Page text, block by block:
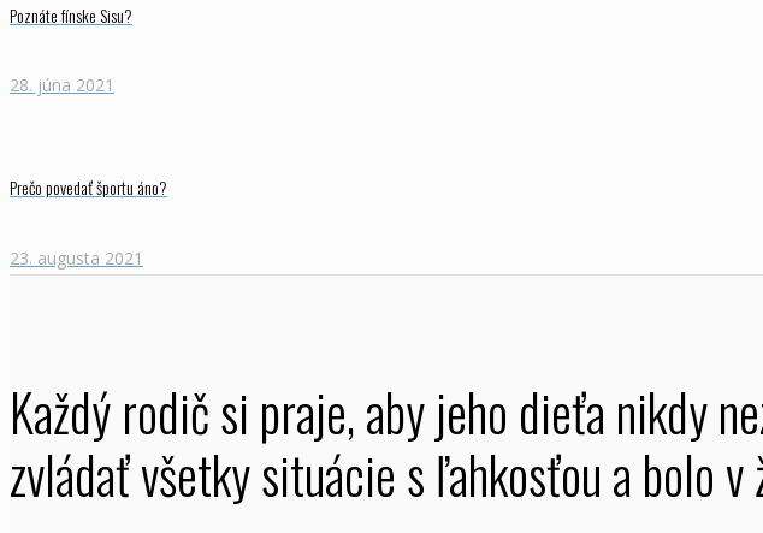
Poznáte fínske Sisu?
28. júna 2021
Prečo povedať športu áno?
23. augusta 2021
Každý rodič si praje, aby jeho dieťa nikdy
zvládať všetky situácie s ľahkosťou a bolo v